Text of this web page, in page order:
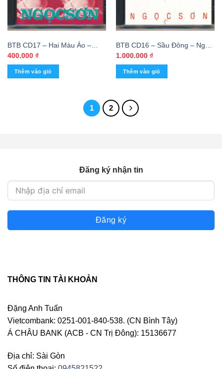
BTB CD17 – Hai Màu Áo –
Ngọc Sơn (Phôi Số) KGDH
400.000 ₫
Thêm vào giỏ
BTB CD16 – Sầu Đông – Ngọc
Sơn (3G) KGTUS
1.000.000 ₫
Thêm vào giỏ
1 2
Đăng ký nhận tin
Đăng ký
THÔNG TIN TÀI KHOẢN
Đặng Anh Tuấn
Vietcombank: 0251-001-840-538. (CN Bình Tây)
Á CHÂU BANK (ACB - CN Trị Đông): 15136677
Địa chỉ: Sài Gòn